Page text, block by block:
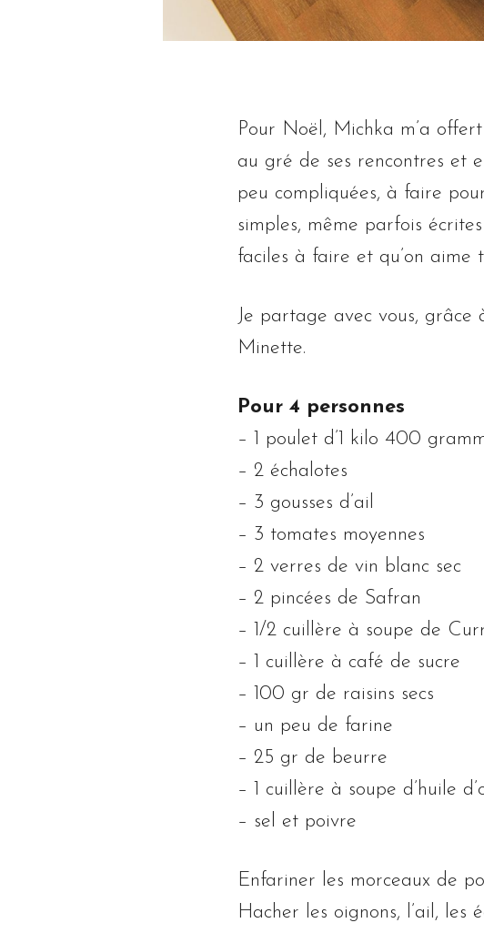
Pour Noël, Michka m’a
au gré de ses rencontres et
peu compliquées, à faire
simples, même parfois
faciles à faire et qu’on aime
Je partage avec vous,
Minette.
Pour 4 personnes
– 1 poulet d’1 kilo 400
– 2 échalotes
– 3 gousses d’ail
– 3 tomates moyennes
– 2 verres de vin blanc sec
– 2 pincées de Safran
– 1/2 cuillère à soupe de
– 1 cuillère à café de sucre
– 100 gr de raisins secs
– un peu de farine
– 25 gr de beurre
– 1 cuillère à soupe d’huile
– sel et poivre
Enfariner les morceaux de
Hacher les oignons, l’ail, les